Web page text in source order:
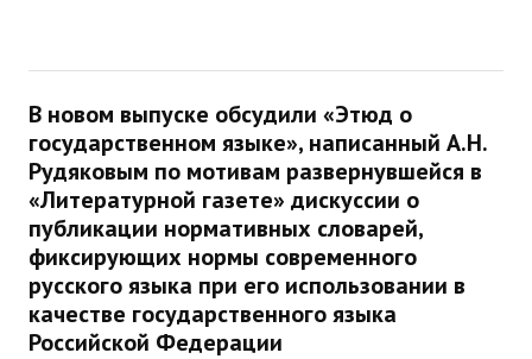
В новом выпуске обсудили «Этюд о
государственном языке», написанный А.Н.
Рудяковым по мотивам развернувшейся в
«Литературной газете» дискуссии о
публикации нормативных словарей,
фиксирующих нормы современного
русского языка при его использовании в
качестве государственного языка
Российской Федерации